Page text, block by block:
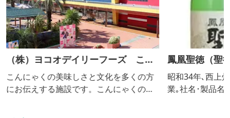
（株）ヨコオデイリーフーズ こん
にゃくパーク
こんにゃくの美味しさと文化を多くの方
にお伝えする施設です。こんにゃくの製
鳳凰聖徳（聖
昭和34年､西上
業｡社名･製品名